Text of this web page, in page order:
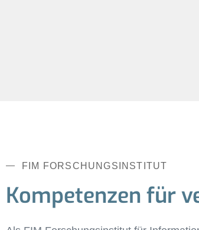
FIM FORSCHUNGSINSTITUT
Kompetenzen für